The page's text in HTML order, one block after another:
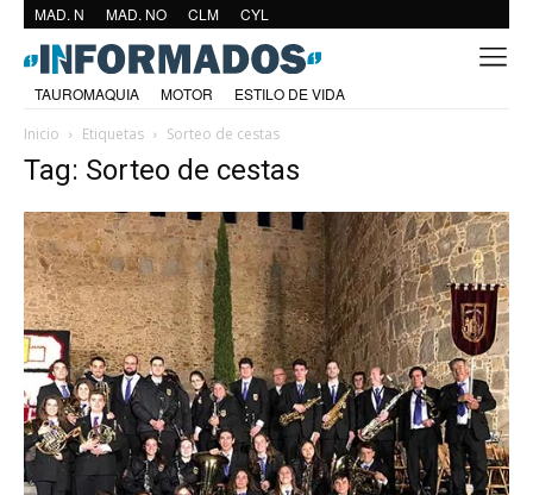
MAD. N MAD. NO CLM CYL
TAUROMAQUIA MOTOR
ESTILO DE VIDA
Inicio
Etiquetas Sorteo de cestas
Tag: Sorteo de cestas